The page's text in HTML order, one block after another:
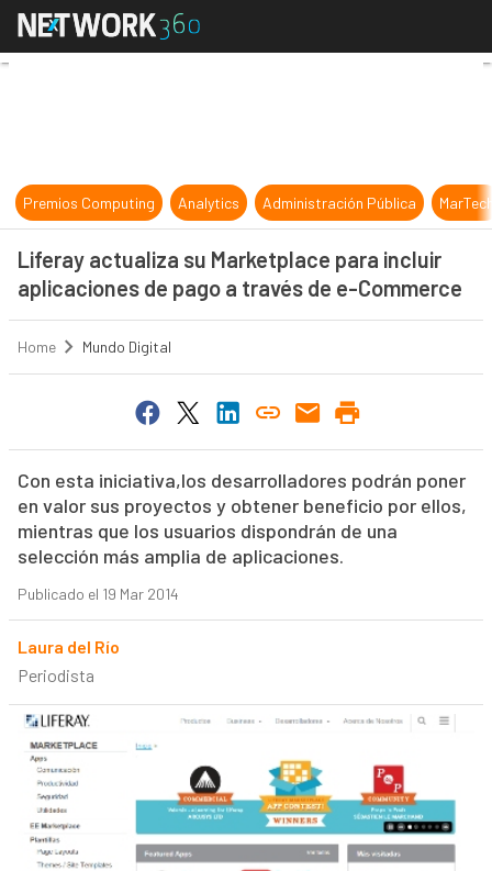
Liferay actualiza su Marketplace
Premios Computing Analytics Administración Pública
Liferay actualiza su Marketplace para incluir
aplicaciones de pago a través de e-Commerce
Home Mundo Digital
Con esta iniciativa,los desarrolladores podrán poner
en valor sus proyectos y obtener beneficio por ellos,
mientras que los usuarios dispondrán de una
selección más amplia de aplicaciones.
Publicado el 19 Mar 2014
Laura del Río
Periodista